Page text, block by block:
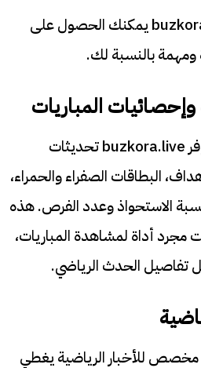
عند تحميل تطبيق buzkora.live يمكنك الحصول على
ومهمة بالنسبة لك.
إلى جانب البث المباشر، يوفر buzkora.live تحديثات
البطاقات الصفراء والحمراء،
الاستحواذ وعدد الفرص. هذه
أداة لمشاهدة المباريات،
تفاصيل الحدث الرياضي.
للأخبار الرياضية يغطي